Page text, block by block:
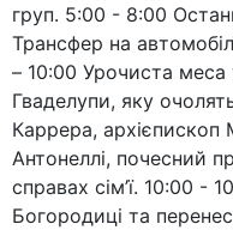
груп. 5:00 - 8:00
Трансфер на
– 10:00 Урочиста меса
Гваделупи, яку
Каррера, архієпископ
Антонеллі, почесний
справах сім’ї. 10:00 -
Богородиці та